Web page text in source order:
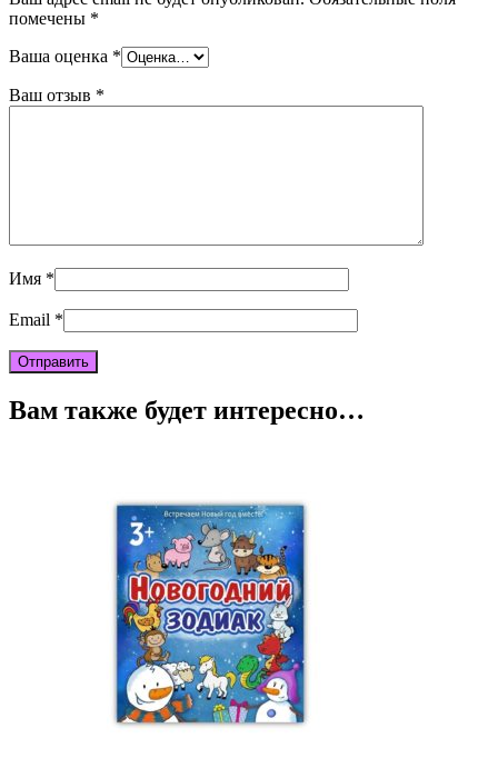
помечены *
Ваша оценка *
Ваш отзыв *
Имя *
Email *
Вам также будет интересно…